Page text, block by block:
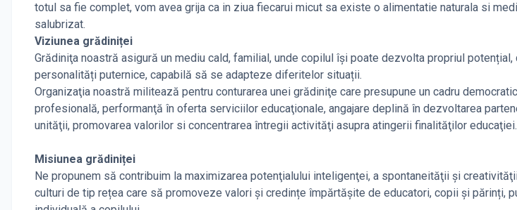
totul sa fie complet, vom avea grija ca in ziua fiecarui micut sa existe o alimentatie naturala si
salubrizat.
Viziunea grădiniței
Grădiniţa noastră asigură un mediu cald, familial, unde copilul își poate dezvolta propriul
personalități puternice, capabilă să se adapteze diferitelor situații.
Organizaţia noastră militează pentru conturarea unei grădiniţe care presupune un cadru
profesională, performanţă în oferta serviciilor educaţionale, angajare deplină în dezvoltarea
unităţii, promovarea valorilor si concentrarea întregii activităţi asupra atingerii finalităţilor educaţiei.
Misiunea grădiniței
Ne propunem să contribuim la maximizarea potenţialului inteligenţei, a spontaneităţii şi
culturi de tip rețea care să promoveze valori și credințe împărtășite de educatori, copii și părinți,